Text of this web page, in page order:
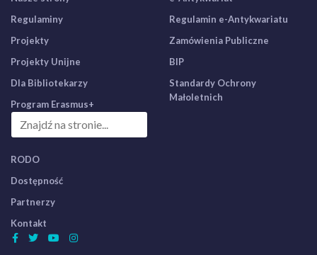
Regulaminy
Projekty
Projekty Unijne
Dla Bibliotekarzy
Program Erasmus+
Regulamin e-Antykwariatu
Zamówienia Publiczne
BIP
Standardy Ochrony
Małoletnich
RODO
Dostępność
Partnerzy
Kontakt